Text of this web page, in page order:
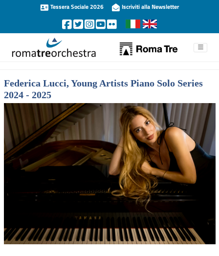
Tessera Sociale 2026 Iscriviti alla Newsletter
Federica Lucci, Young Artists Piano Solo Series
2024 - 2025